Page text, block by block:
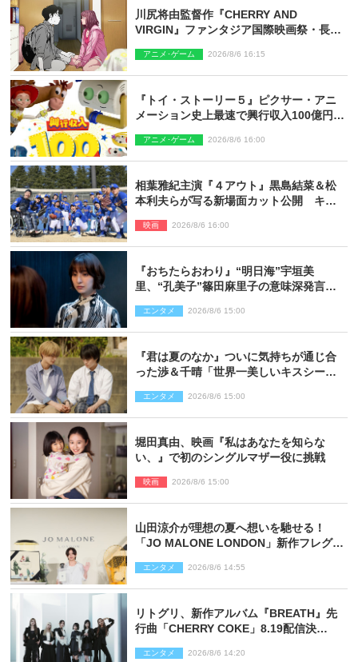
川尻将由監督作『CHERRY AND
VIRGIN』ファンタジア国際映画祭・長編
アニメ･ゲーム 2026/8/6 16:15
『トイ・ストーリー５』ピクサー・アニ
メーション史上最速で興行収入100億円突
アニメ･ゲーム 2026/8/6 16:00
相葉雅紀主演『４アウト』黒島結菜＆松
本利夫らが写る新場面カット公開 キャ
映画 2026/8/6 16:00
『おちたらおわり』“明日海”宇垣美
里、“孔美子”篠田麻里子の意味深発言に
開」
エンタメ 2026/8/6 15:00
『君は夏のなか』ついに気持ちが通じ合
った渉＆千晴「世界一美しいキスシー
エンタメ 2026/8/6 15:00
堀田真由、映画『私はあなたを知らな
い、』で初のシングルマザー役に挑戦
映画 2026/8/6 15:00
山田涼介が理想の夏へ想いを馳せる！
「JO MALONE LONDON」新作フレグラ
エンタメ 2026/8/6 14:55
リトグリ、新作アルバム『BREATH』先
行曲「CHERRY COKE」8.19配信決
エンタメ 2026/8/6 14:20